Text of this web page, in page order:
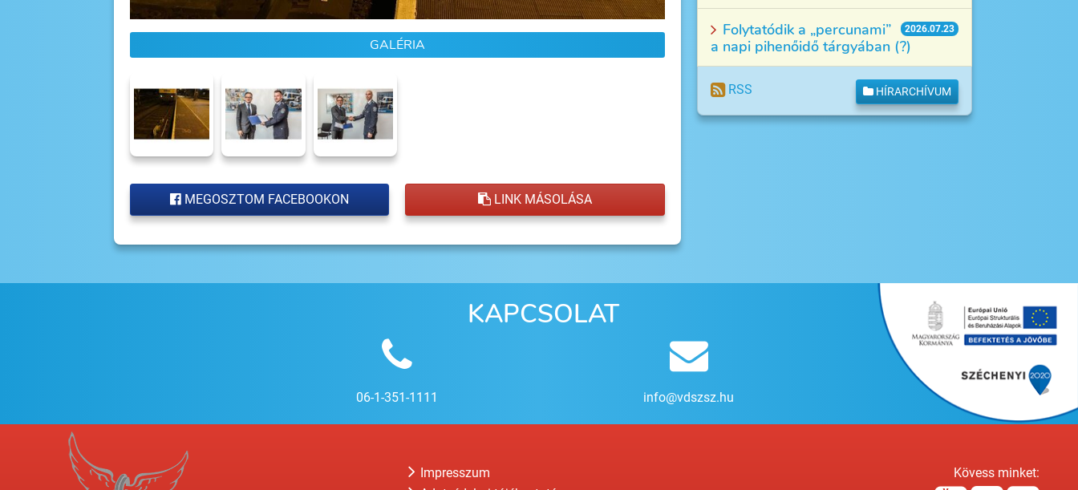
GALÉRIA
MEGOSZTOM FACEBOOKON LINK MÁSOLÁSA
2026.07.23
Folytatódik a „percunami”
a napi pihenőidő tárgyában (?)
RSS HÍRARCHÍVUM
KAPCSOLAT
06-1-351-1111 info@vdszsz.hu
Impresszum
Kövess minket: